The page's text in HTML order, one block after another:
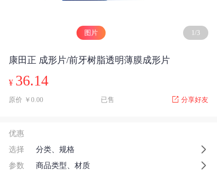
图片 1/3
康田正 成形片/前牙树脂透明薄膜成形片
¥ 36.14
原价 ￥0.00 已售 分享好友
优惠
选择
分类、规格
参数
商品类型、材质